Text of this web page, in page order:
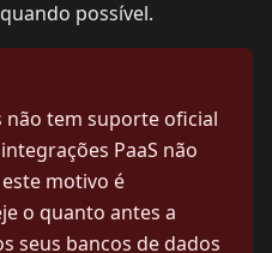
quando possível.
não tem suporte oficial
PaaS não
motivo é
o quanto antes a
seus bancos de dados